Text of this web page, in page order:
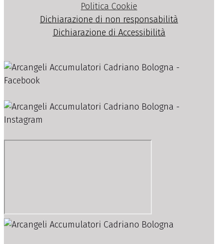
Politica Cookie
Dichiarazione di non responsabilità
Dichiarazione di Accessibilità